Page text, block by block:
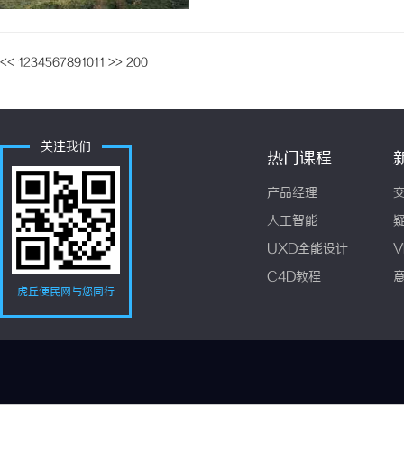
<< 1234567891011 >> 200
关注我们
虎丘便民网与您同行
热门课程
产品经理
人工智能
UXD全能设计
C4D教程